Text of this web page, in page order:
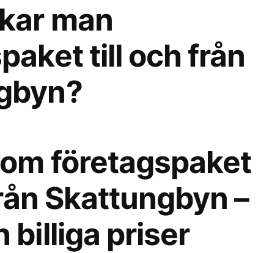
man
till och från
företagspaket
Skattungbyn –
billiga priser